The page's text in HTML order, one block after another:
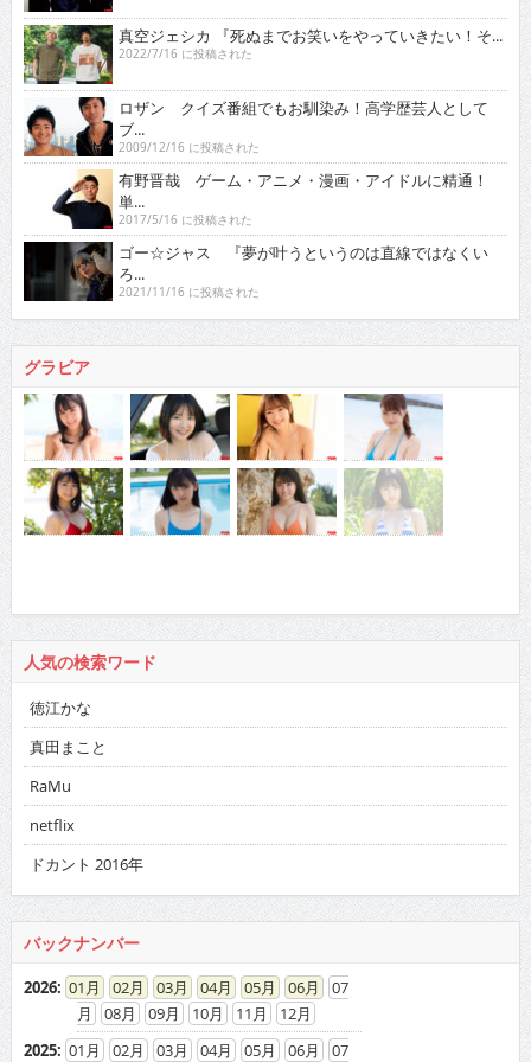
真空ジェシカ 『死ぬまでお笑いをやっていきたい！そ...
2022/7/16 に投稿された
ロザン クイズ番組でもお馴染み！高学歴芸人として
ブ...
2009/12/16 に投稿された
有野晋哉 ゲーム・アニメ・漫画・アイドルに精通！
単...
2017/5/16 に投稿された
ゴー☆ジャス 『夢が叶うというのは直線ではなくい
ろ...
2021/11/16 に投稿された
グラビア
人気の検索ワード
徳江かな
真田まこと
RaMu
netflix
ドカント 2016年
バックナンバー
2026: 01 02 03 04 05 06
07
08
09 10 11
12
2025: 01 02 03 04 05 06 07